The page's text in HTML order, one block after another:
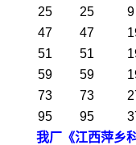
25
25 9
47
47
51
51
59
59
73
73
95
95
我厂《江西萍乡